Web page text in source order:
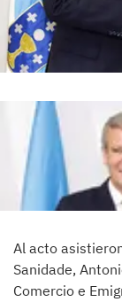
Al acto
Sanidade,
Comercio e